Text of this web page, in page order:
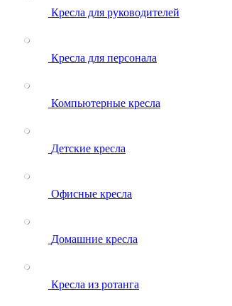
Кресла для руководителей
Кресла для персонала
Компьютерные кресла
Детские кресла
Офисные кресла
Домашние кресла
Кресла из ротанга